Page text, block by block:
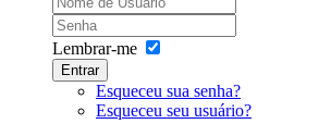
Lembrar-me
Entrar
Esqueceu sua senha?
Esqueceu seu usuário?